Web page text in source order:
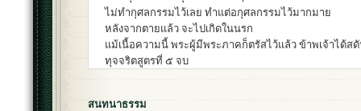
ไม่ทำกุศลกรรมไว้เลย ทำแต่อกุศลกรรมไว้มากมาย
หลังจากตายแล้ว จะไปเกิดในนรก
แม้เนื้อความนี้ พระผู้มีพระภาคก็ตรัสไว้แล้ว ข้าพเจ้าได้ส
ทุจจริตสูตรที่ ๕ จบ
สนทนาธรรม